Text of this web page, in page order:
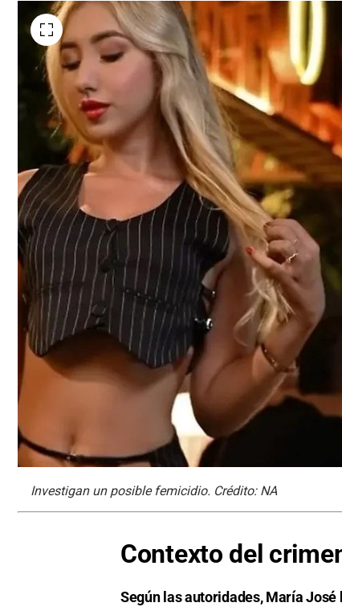
Investigan un posible femicidio. Crédito: NA
Contexto del
Según las autoridades, María